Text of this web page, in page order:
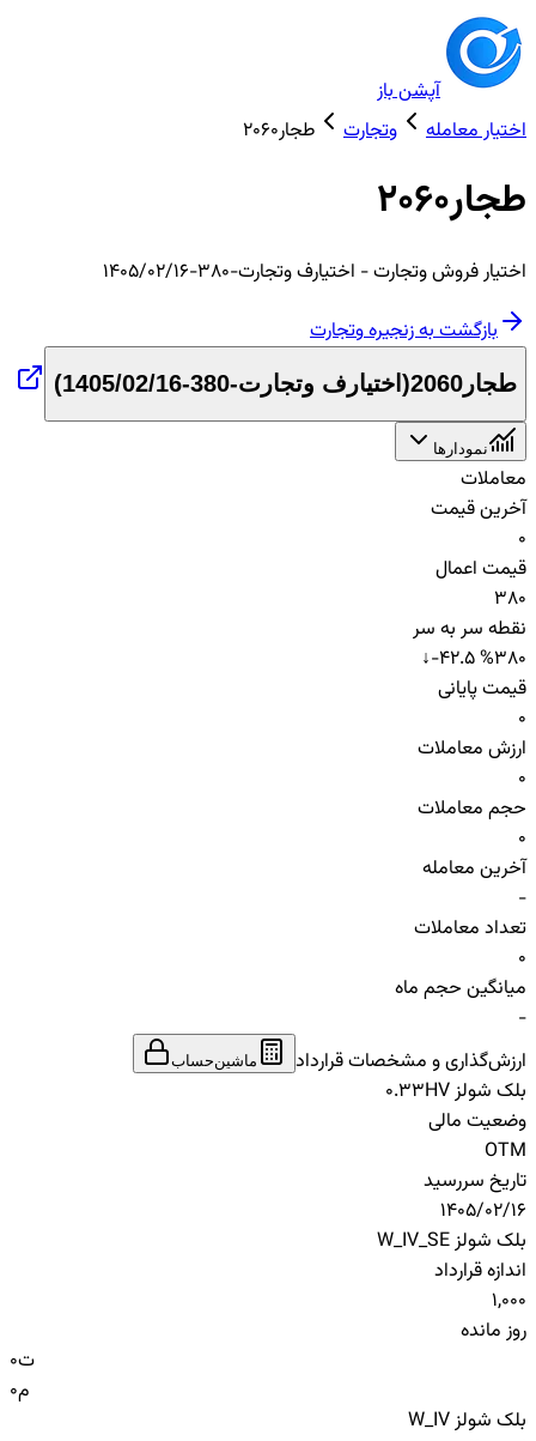
آپشن باز
اختیار معامله
وتجارت طجار2060
طجار2060
اختیارفروشوتجارت- اختیارف وتجارت-380-1405/02/16
بازگشت به زنجیرهوتجارت
طجار2060 ( اختیارف وتجارت-380-1405/02/16 )
نمودارها
معاملات
آخرین قیمت
0
قیمت اعمال
380
نقطه سر به سر
380
↓-42.5 %
قیمت پایانی
0
ارزش معاملات
0
حجم معاملات
0
آخرین معامله
-
تعداد معاملات
0
میانگین حجم ماه
-
ارزش‌گذاری و مشخصات قرارداد
ماشین‌حساب
بلک شولز HV
0.33
وضعیت مالی
OTM
تاریخ سررسید
1405/02/16
بلک شولز W_IV_SE
اندازه قرارداد
1,000
روز مانده
0ت
0م
بلک شولز W_IV